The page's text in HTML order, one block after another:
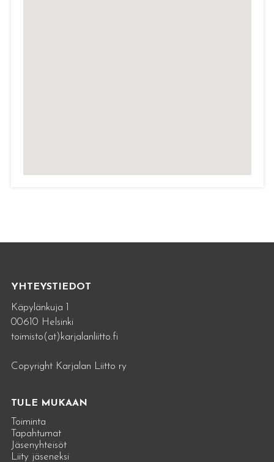
YHTEYSTIEDOT
Käpylänkuja 1
00610 Helsinki
toimisto(at)karjalanliitto.fi
Copyright Karjalan Liitto ry
TULE MUKAAN
Toiminta
Tapahtumat
Jäsenyhteisöt
Liity jäseneksi